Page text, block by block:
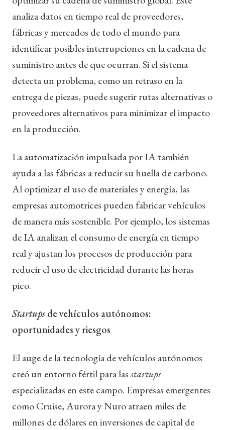
analiza datos en tiempo real de proveedores,
fábricas y mercados de todo el mundo para
identificar posibles interrupciones en la cadena de
suministro antes de que ocurran. Si el sistema
detecta un problema, como un retraso en la
entrega de piezas, puede sugerir rutas alternativas o
proveedores alternativos para minimizar el impacto
en la producción.
La automatización impulsada por IA también
ayuda a las fábricas a reducir su huella de carbono.
Al optimizar el uso de materiales y energía, las
empresas automotrices pueden fabricar vehículos
de manera más sostenible. Por ejemplo, los sistemas
de IA analizan el consumo de energía en tiempo
real y ajustan los procesos de producción para
reducir el uso de electricidad durante las horas
pico.
Startupsde vehículos autónomos:
oportunidades y riesgos
El auge de la tecnología de vehículos autónomos
creó un entorno fértil para lasstartups
especializadas en este campo. Empresas emergentes
como Cruise, Aurora y Nuro atraen miles de
millones de dólares en inversiones de capital de